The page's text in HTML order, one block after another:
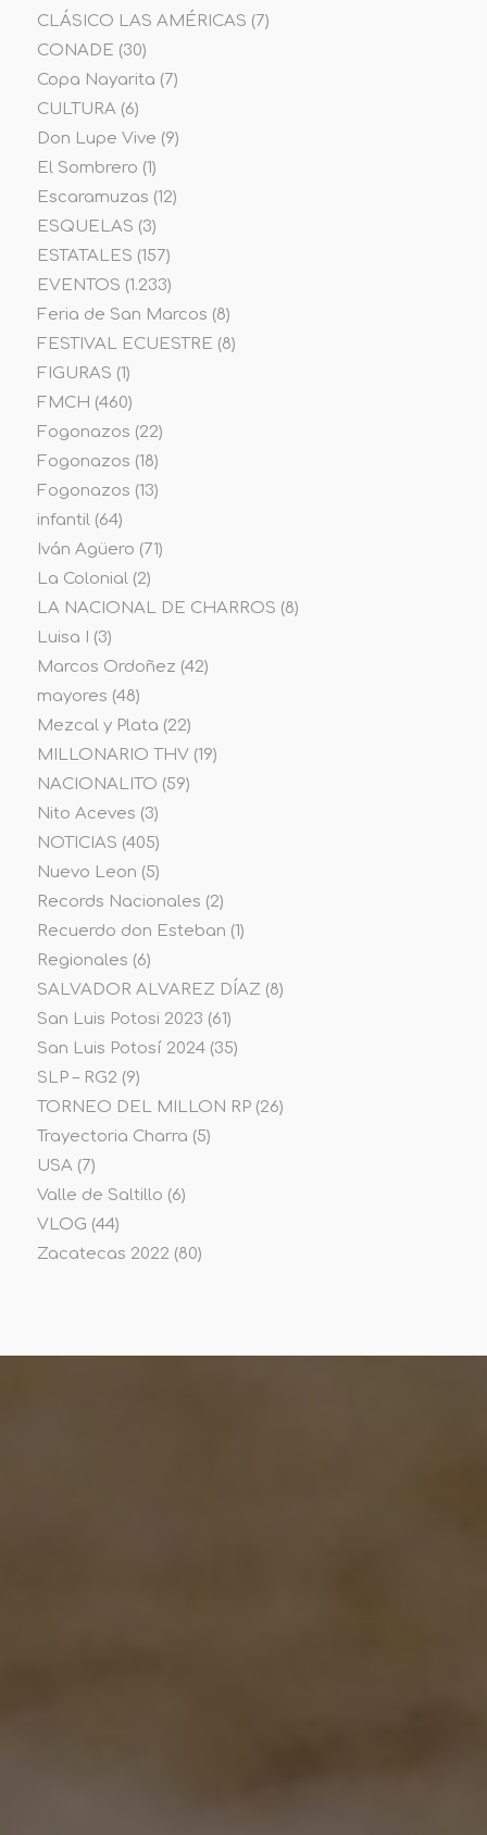
CLÁSICO LAS AMÉRICAS (7)
CONADE (30)
Copa Nayarita (7)
CULTURA(6)
Don Lupe Vive (9)
El Sombrero (1)
Escaramuzas (12)
ESQUELAS (3)
ESTATALES (157)
EVENTOS (1.233)
Feria de San Marcos (8)
FESTIVAL ECUESTRE (8)
FIGURAS (1)
FMCH (460)
Fogonazos (22)
Fogonazos (18)
Fogonazos (13)
infantil(64)
Iván Agüero (71)
La Colonial(2)
LA NACIONAL DE CHARROS (8)
Luisa I
(3)
Marcos Ordoñez (42)
mayores (48)
Mezcal y Plata (22)
MILLONARIO THV(19)
NACIONALITO (59)
Nito Aceves (3)
NOTICIAS (405)
Nuevo Leon (5)
Records Nacionales (2)
Recuerdo don Esteban (1)
Regionales (6)
SALVADOR ALVAREZ DÍAZ (8)
San Luis Potosi 2023 (61)
San Luis Potosí 2024(35)
SLP – RG2 (9)
TORNEO DEL MILLON RP(26)
Trayectoria Charra (5)
USA(7)
Valle de Saltillo (6)
VLOG (44)
Zacatecas 2022 (80)